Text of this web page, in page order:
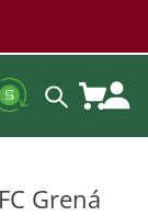
Grená